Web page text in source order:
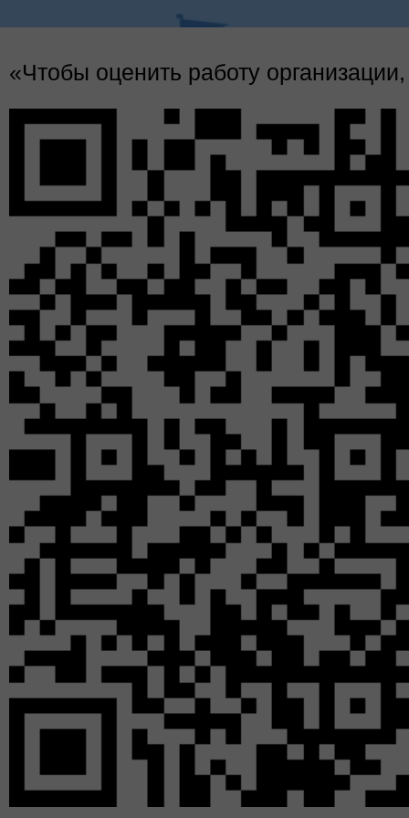
«Чтобы оценить работу
Путешествие Сурикова по Европе
16 марта, в
библиотеке
Василию» (о
Сурикова в Европу
Главный хранитель
Ряузова,
Петунина,
Европе. Когда
Морозову», чтобы
понадобился
необходимо было
задачи. Благодаря
картину «Меншиков в
Европу.
В Европе
горизонты
восьми месяцев